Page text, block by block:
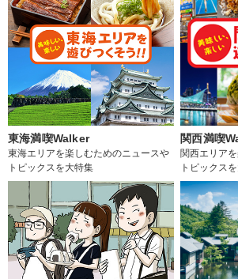
東海満喫Walker
東海エリアを楽しむためのニュースや
トピックスを大特集
関西満喫
関西エリア
トピックス